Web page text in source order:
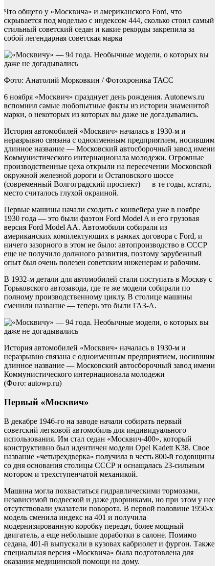
Что общего у «Москвича» и американского Ford, что
скрывается под моделью с индексом 444, сколько стоил самый
стильный советский седан и какие рекорды закрепила за
собой легендарная советская марка
Фото: Анатолий Морковкин / Фотохроника ТАСС
6 ноября «Москвич» празднует день рождения. Autonews.ru
вспомнил самые любопытные факты из истории знаменитой
марки, о некоторых из которых вы даже не догадывались.
История автомобилей «Москвич» началась в 1930-м и
неразрывно связана с одноименным предприятием, носившим
длинное название — Московский автосборочный завод имени
Коммунистического интернационала молодежи. Огромные
производственные цеха открыли на пересечении Московской
окружной железной дороги и Остаповского шоссе
(современный Волгоградский проспект) — в те годы, кстати,
место считалось глухой окраиной.
Первые машины начали сходить с конвейера уже в ноябре
1930 года — это были фаэтон Ford Model A и его грузовая
версия Ford Model AA. Автомобили собирали из
американских комплектующих в рамках договора с Ford, и
ничего зазорного в этом не было: автопроизводство в СССР
еще не получило должного развития, поэтому зарубежный
опыт был очень полезен советским инженерам и рабочим.
В 1932-м детали для автомобилей стали поступать в Москву с
Горьковского автозавода, где те же модели собирали по
полному производственному циклу. В столице машины
сменили название — теперь это были ГАЗ-А.
История автомобилей «Москвич» началась в 1930-м и
неразрывно связана с одноименным предприятием, носившим
длинное название — Московский автосборочный завод имени
Коммунистического интернационала молодежи
(Фото: autowp.ru)
Первый «Москвич»
В декабре 1946-го на заводе начали собирать первый
советский легковой автомобиль для индивидуального
использования. Им стал седан «Москвич-400», который
конструктивно был идентичен модели Opel Kadett K38. Свое
название «четырехдверка» получила в честь 800-й годовщины
со дня основания столицы СССР и оснащалась 23-сильным
мотором и трехступенчатой механикой.
Машина могла похвастаться гидравлическими тормозами,
независимой подвеской и даже дворниками, но при этом у нее
отсутствовали указатели поворота. В первой половине 1950-х
модель сменила индекс на 401 и получила
модернизированную коробку передач, более мощный
двигатель, а еще небольшие доработки в салоне. Помимо
седана, 401-й выпускали в кузовах кабриолет и фургон. Также
специальная версия «Москвича» была подготовлена для
оказания медицинской помощи на дому.